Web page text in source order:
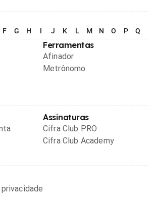
F G H I J K L M N O P Q
Ferramentas
Afinador
Metrônomo
Assinaturas
Cifra Club PRO
Cifra Club Academy